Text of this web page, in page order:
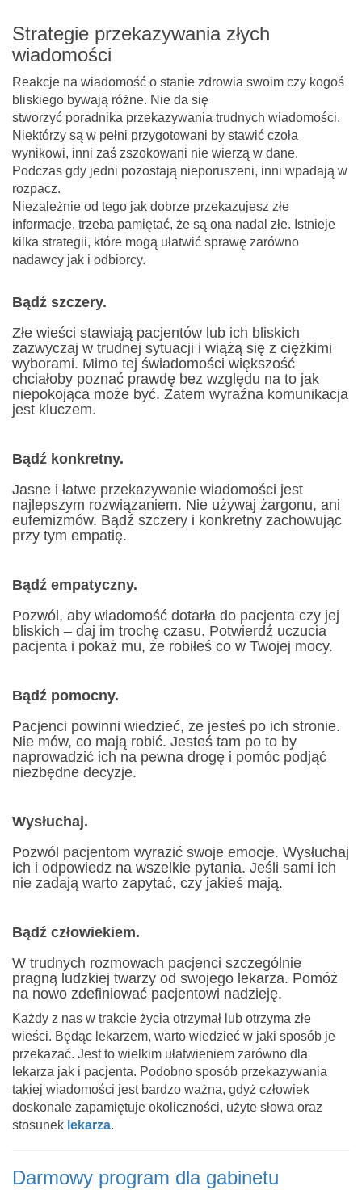
Strategie przekazywania złych
wiadomości
Reakcje na wiadomość o stanie zdrowia swoim czy kogoś
bliskiego bywają różne. Nie da się
stworzyć poradnika przekazywania trudnych wiadomości.
Niektórzy są w pełni przygotowani by stawić czoła
wynikowi, inni zaś zszokowani nie wierzą w dane.
Podczas gdy jedni pozostają nieporuszeni, inni wpadają w
rozpacz.
Niezależnie od tego jak dobrze przekazujesz złe
informacje, trzeba pamiętać, że są ona nadal złe. Istnieje
kilka strategii, które mogą ułatwić sprawę zarówno
nadawcy jak i odbiorcy.
Bądź szczery.
Złe wieści stawiają pacjentów lub ich bliskich
zazwyczaj w trudnej sytuacji i wiążą się z ciężkimi
wyborami. Mimo tej świadomości większość
chciałoby poznać prawdę bez względu na to jak
niepokojąca może być. Zatem wyraźna komunikacja
jest kluczem.
Bądź konkretny.
Jasne i łatwe przekazywanie wiadomości jest
najlepszym rozwiązaniem. Nie używaj żargonu, ani
eufemizmów. Bądź szczery i konkretny zachowując
przy tym empatię.
Bądź empatyczny.
Pozwól, aby wiadomość dotarła do pacjenta czy jej
bliskich – daj im trochę czasu. Potwierdź uczucia
pacjenta i pokaż mu, że robiłeś co w Twojej mocy.
Bądź pomocny.
Pacjenci powinni wiedzieć, że jesteś po ich stronie.
Nie mów, co mają robić. Jesteś tam po to by
naprowadzić ich na pewna drogę i pomóc podjąć
niezbędne decyzje.
Wysłuchaj.
Pozwól pacjentom wyrazić swoje emocje. Wysłuchaj
ich i odpowiedz na wszelkie pytania. Jeśli sami ich
nie zadają warto zapytać, czy jakieś mają.
Bądź człowiekiem.
W trudnych rozmowach pacjenci szczególnie
pragną ludzkiej twarzy od swojego lekarza. Pomóż
na nowo zdefiniować pacjentowi nadzieję.
Każdy z nas w trakcie życia otrzymał lub otrzyma złe
wieści. Będąc lekarzem, warto wiedzieć w jaki sposób je
przekazać. Jest to wielkim ułatwieniem zarówno dla
lekarza jak i pacjenta. Podobno sposób przekazywania
takiej wiadomości jest bardzo ważna, gdyż człowiek
doskonale zapamiętuje okoliczności, użyte słowa oraz
stosunek lekarza.
Darmowy program dla gabinetu